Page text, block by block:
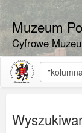
Muzeum
Cyfrowe